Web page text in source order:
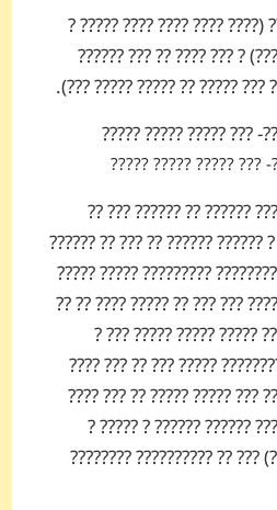
– ???? ???? ?????? ?? ???
????? ??? ?????? ??? ?
(?????? ????? ??? ???? ?? ???
??????? ?? ????- ???
?? ?? ?? ??????? ????
????? ????? ? ????????? ?
???. ?????? ????? ????
? ??????? ?? ?? ????? ??????
?????? ???? ??????: ???
????????? ???? ? ??
??? ????? ???? ?? ?? ?????
??????? ????????.
?????? ?? (?????? ? ?????)